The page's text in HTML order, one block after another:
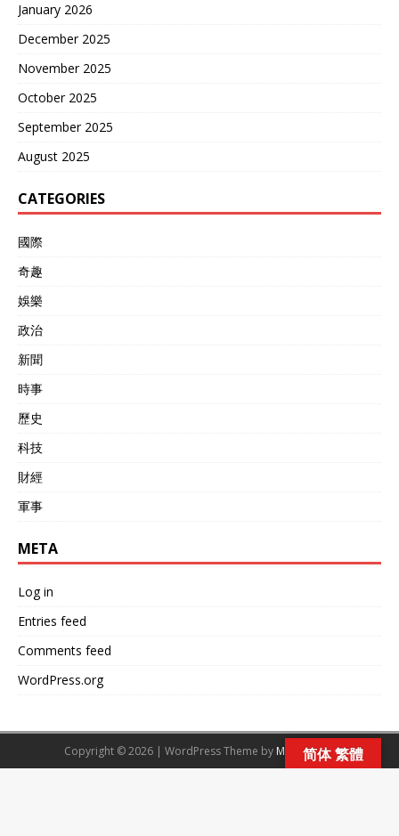
January 2026
December 2025
November 2025
October 2025
September 2025
August 2025
CATEGORIES
國際
奇趣
娛樂
政治
新聞
時事
歷史
科技
財經
軍事
META
Log in
Entries feed
Comments feed
WordPress.org
Copyright © 2026 | WordPress Theme by MH Themes
简体 繁體